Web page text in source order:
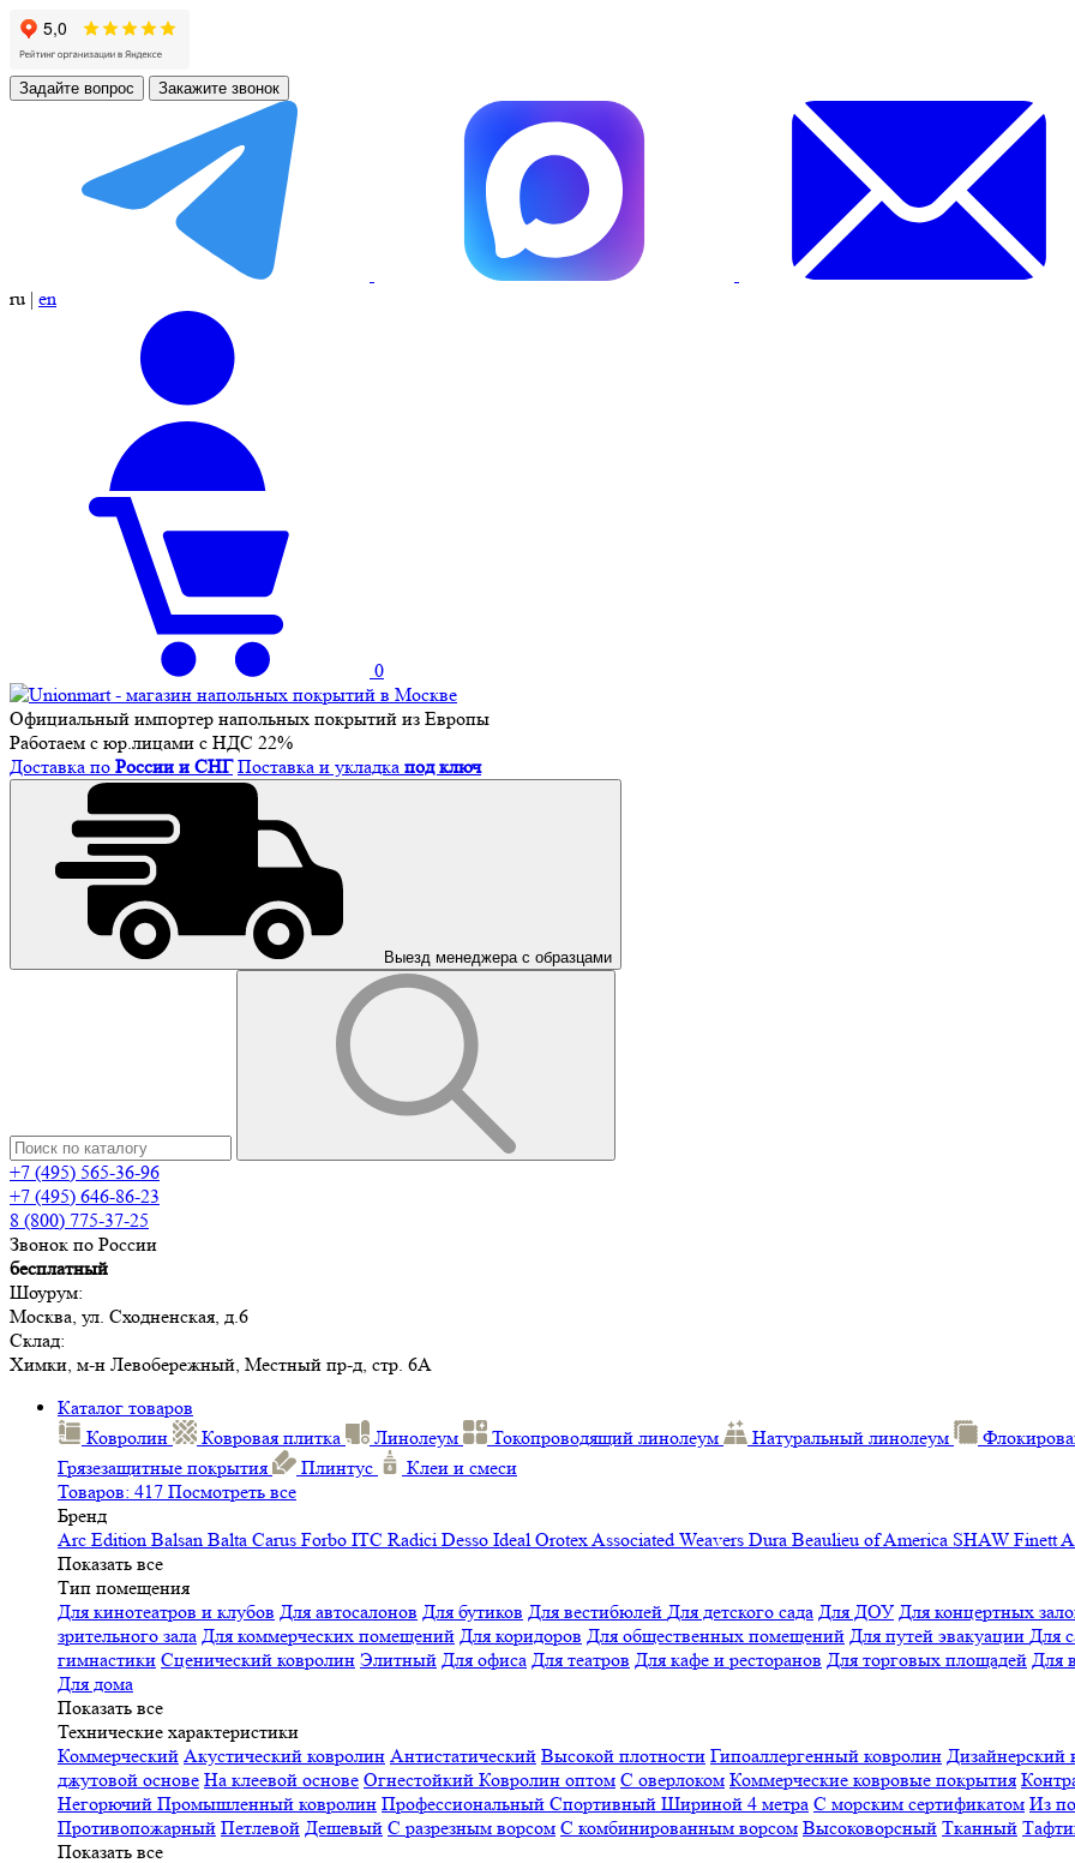
Задайте вопрос Закажите звонок
ru | en
0
Официальный импортер напольных покрытий из Европы
Работаем с юр.лицами с НДС 22%
Доставка по России и СНГ Поставка и укладка под ключ
Выезд менеджера с образцами
+7 (495) 565-36-96
+7 (495) 646-86-23
8 (800) 775-37-25
Звонок по России
бесплатный
Шоурум:
Москва, ул. Сходненская, д.6
Склад:
Химки, м-н Левобережный, Местный пр-д, стр. 6А
Каталог товаров
Ковролин
Ковровая плитка Линолеум Токопроводящий линолеум Натуральный линолеум
Грязезащитные покрытия
Плинтус
Клеи и смеси
Товаров: 417 Посмотреть все
Бренд
Arc Edition Balsan Balta Carus Forbo ITC Radici Desso Ideal OrotexAssociated Weavers Dura Beaulieu of America SHAW Finett
Показать все
Тип помещения
Для кинотеатров и клубов Для автосалонов Для бутиков Для вестибюлей Для детского сада Для ДОУ Для концертных
зрительного зала Для коммерческих помещений Для коридоров Для общественных помещений Для путей эвакуации Для
гимнастики Сценический ковролин Элитный Для офиса Для театров Для кафе и ресторанов Для торговых площадей Для
Для дома
Показать все
Технические характеристики
Коммерческий Акустический ковролин Антистатический Высокой плотности Гипоаллергенный ковролин Дизайнерский
джутовой основе На клеевой основе Огнестойкий Ковролин оптом С оверлоком Коммерческие ковровые покрытия
Негорючий Промышленный ковролин Профессиональный Спортивный Шириной 4 метра С морским сертификатом Из
Противопожарный Петлевой Дешевый С разрезным ворсом С комбинированным ворсом Высоковорсный Тканный
Показать все